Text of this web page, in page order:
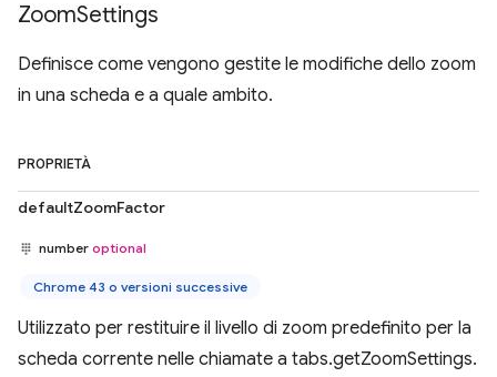
ZoomSettings
Definisce come vengono gestite le modifiche dello zoom
in una scheda e a quale ambito.
PROPRIETÀ
defaultZoomFactor
number optional
Chrome 43 o versioni successive
Utilizzato per restituire il livello di zoom predefinito per la
scheda corrente nelle chiamate a tabs.getZoomSettings.